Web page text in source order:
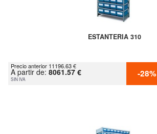
ESTANTERIA 310
Precio anterior 11196.63 €
A partir de: 8061.57 €
SIN IVA -28%